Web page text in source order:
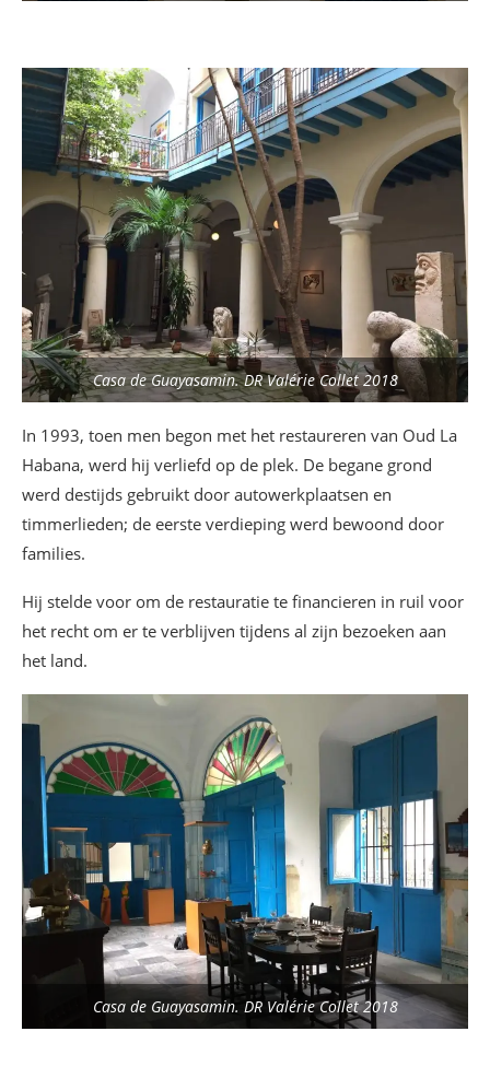
Casa de Guayasamin. DR Valérie Collet 2018
In 1993, toen men begon met het restaureren van Oud La
Habana, werd hij verliefd op de plek. De begane grond
werd destijds gebruikt door autowerkplaatsen en
timmerlieden; de eerste verdieping werd bewoond door
families.
Hij stelde voor om de restauratie te financieren in ruil voor
het recht om er te verblijven tijdens al zijn bezoeken aan
het land.
Casa de Guayasamin. DR Valérie Collet 2018